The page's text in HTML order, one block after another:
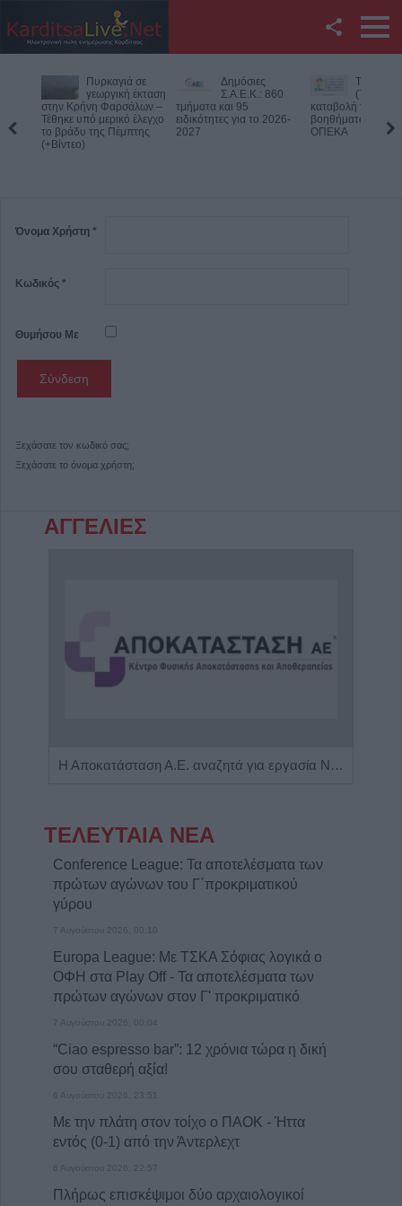
Twitter
YouTube
Πυρκαγιά σε
γεωργική έκταση
στην Κρήνη Φαρσάλων –
Τέθηκε υπό μερικό έλεγχο
το βράδυ της Πέμπτης
(+Βίντεο)
Δημόσιες
Σ.Α.Ε.Κ.: 860
τμήματα και 95
ειδικότητες για το 2026-
2027
Την
(7/8) η
καταβολή του
βοηθήματος του
ΟΠΕΚΑ
Όνομα Χρήστη *
Κωδικός *
Θυμήσου Με
Σύνδεση
Ξεχάσατε τον κωδικό σας;
Ξεχάσατε το όνομα χρήστη;
ΑΓΓΕΛΙΕΣ
Η Αποκατάσταση Α.Ε. αναζητά για εργασία Νοσηλευτές και Βοηθούς Νοσηλευτές
ΤΕΛΕΥΤΑΙΑ ΝΕΑ
Conference League: Τα αποτελέσματα των
πρώτων αγώνων του Γ΄προκριματικού
γύρου
7 Αυγούστου 2026, 00:10
Europa League: Με ΤΣΚΑ Σόφιας λογικά ο
ΟΦΗ στα Play Off - Τα αποτελέσματα των
πρώτων αγώνων στον Γ' προκριματικό
7 Αυγούστου 2026, 00:04
“Ciao espresso bar”: 12 χρόνια τώρα η δική
σου σταθερή αξία!
6 Αυγούστου 2026, 23:51
Με την πλάτη στον τοίχο ο ΠΑΟΚ - Ήττα
εντός (0-1) από την Άντερλεχτ
6 Αυγούστου 2026, 22:57
Πλήρως επισκέψιμοι δύο αρχαιολογικοί